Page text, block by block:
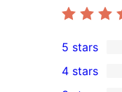
5
5-
5 stars
4 stars